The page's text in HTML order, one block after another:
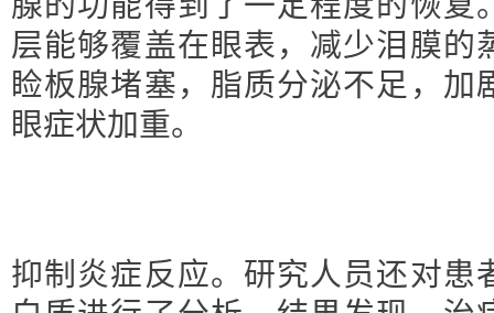
层能够覆盖在眼表，减少泪膜的
睑板腺堵塞，脂质分泌不足，加
眼症状加重。
抑制炎症反应。研究人员还对患